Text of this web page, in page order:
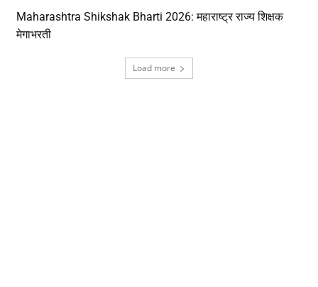
Maharashtra Shikshak Bharti 2026: महाराष्ट्र राज्य शिक्षक
मेगाभरती
Load more